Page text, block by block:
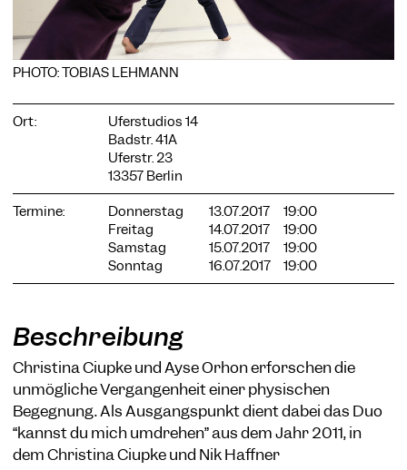
PHOTO: TOBIAS LEHMANN
Ort:
Uferstudios 14
Badstr. 41A
Uferstr. 23
13357 Berlin
Termine:
Donnerstag 13.07.2017
19:00
Freitag
14.07.2017
19:00
Samstag
15.07.2017
19:00
Sonntag
16.07.2017 19:00
Beschreibung
Christina Ciupke und Ayse Orhon erforschen die
unmögliche Vergangenheit einer physischen
Begegnung. Als Ausgangspunkt dient dabei das Duo
“kannst du mich umdrehen” aus dem Jahr 2011, in
dem Christina Ciupke und Nik Haffner
COOKIE-EINSTELLUNGEN
Wir verwenden Cookies und Inhalte externer Anbieter auf
unserer Website. Notwendige Cookies sind essenziell, damit
Sie die Website nutzen können. Andere Cookies helfen uns,
die Website weiterzuentwickeln. Sie können Ihre Einwilligung
jederzeit widerrufen. Bitte besuchen Sie unsere
Datenschutzerklärung für weitere Informationen. Unten
Notwendige Cookies
Externe Medien
Statistiken
Nur notwendige Alle akzeptieren Speichern